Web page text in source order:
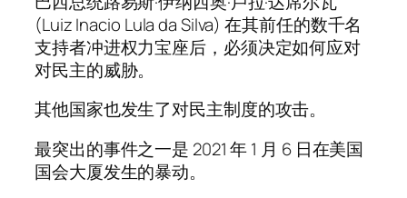
(Luiz Inacio Lula da Silva) 在其前任的数千名
支持者冲进权力宝座后，必须决定如何应对
对民主的威胁。
其他国家也发生了对民主制度的攻击。
最突出的事件之一是 2021 年 1 月 6 日在美国
国会大厦发生的暴动。